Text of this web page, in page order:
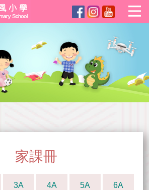
家課冊
3A 4A 5A 6A